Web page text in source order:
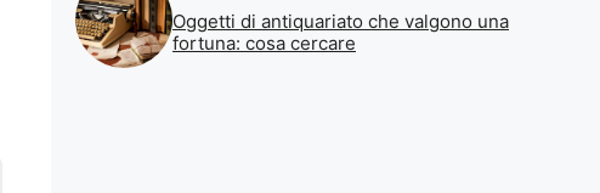
Oggetti di antiquariato che valgono una
fortuna: cosa cercare